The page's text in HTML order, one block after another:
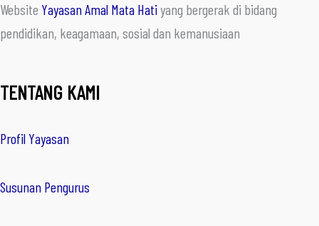
Website Yayasan Amal Mata Hatiyang bergerak di bidang
pendidikan, keagamaan, sosial dan kemanusiaan
TENTANG KAMI
Profil Yayasan
Susunan Pengurus